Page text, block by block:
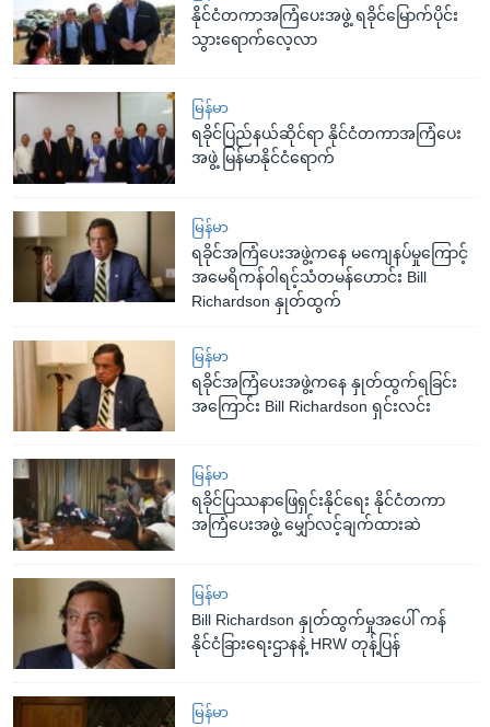
နိုင်ငံတကာအကြံပေးအဖွဲ့ ရခိုင်မြောက်ပိုင်း
သွားရောက်လေ့လာ
မြန်မာ
ရခိုင်ပြည်နယ်ဆိုင်ရာ နိုင်ငံတကာအကြံပေး
အဖွဲ့ မြန်မာနိုင်ငံရောက်
မြန်မာ
ရခိုင်အကြံပေးအဖွဲ့ကနေ မကျေနပ်မှုကြောင့်
အမေရိကန်ဝါရင့်သံတမန်ဟောင်း Bill
Richardson နှုတ်ထွက်
မြန်မာ
ရခိုင်အကြံပေးအဖွဲ့ကနေ နှုတ်ထွက်ရခြင်း
အကြောင်း Bill Richardson ရှင်းလင်း
မြန်မာ
ရခိုင်ပြဿနာဖြေရှင်းနိုင်ရေး နိုင်ငံတကာ
အကြံပေးအဖွဲ့ မျှော်လင့်ချက်ထားဆဲ
မြန်မာ
Bill Richardson နှုတ်ထွက်မှုအပေါ် ကန်
နိုင်ငံခြားရေးဌာနနဲ့ HRW တုန့်ပြန်
မြန်မာ